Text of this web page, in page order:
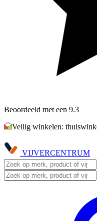
Beoordeeld met een 9.3
Veilig winkelen:
VIJVERCENTRUM